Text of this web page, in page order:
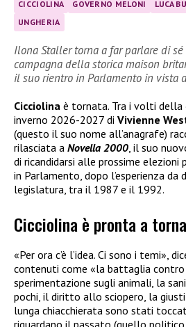
CICCIOLINA GOVERNO MELONI LUCA
UNGHERIA
Ilona Staller torna a far parlare di
campagna della storica maison
il suo rientro in Parlamento in vista
Cicciolina è tornata. Tra i volti della
inverno 2026-2027 di Vivienne
(questo il suo nome all’anagrafe)
rilasciata a Novella 2000, il suo
di ricandidarsi alle prossime
in Parlamento, dopo l’esperienza
legislatura, tra il 1987 e il 1992.
Cicciolina è pronta a
«Per ora c’è l’idea. Ci sono i temi»,
contenuti come «la battaglia contro
sperimentazione sugli animali, la
pochi, il diritto allo sciopero, la
lunga chiacchierata sono stati